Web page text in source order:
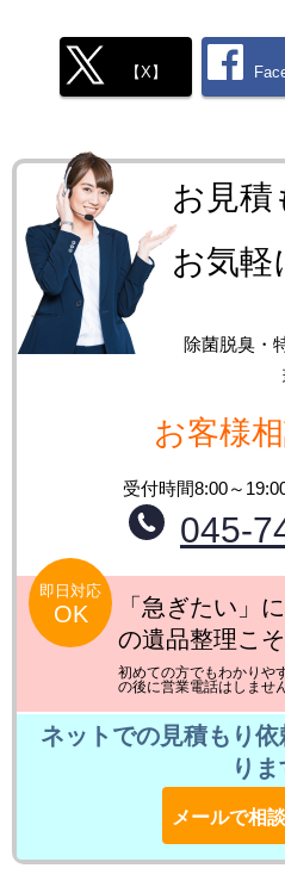
【X】
お見積
お気軽
除菌脱臭・
お客様
受付時間8:00～
045-
即日対応
OK
「急ぎたい」
の遺品整理こ
初めての方でもわかりや
の後に営業電話はしませ
ネットでの見積もり
り
メールで相